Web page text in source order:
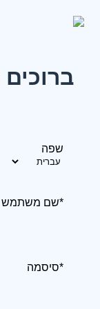
שפה
*שם משתמש
*סיסמה